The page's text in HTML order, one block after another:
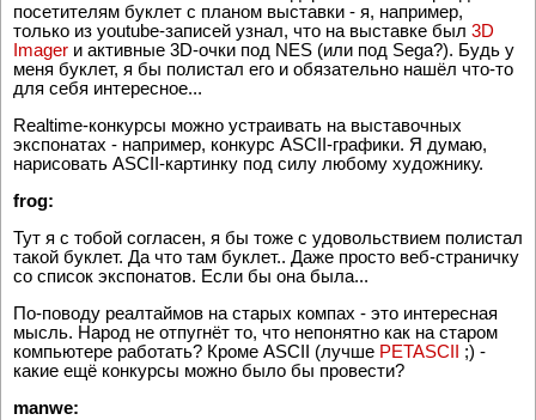
посетителям буклет с планом выставки - я, например,
только из youtube-записей узнал, что на выставке был 3D
Imager и активные 3D-очки под NES (или под Sega?). Будь у
меня буклет, я бы полистал его и обязательно нашёл что-то
для себя интересное...
Realtime-конкурсы можно устраивать на выставочных
экспонатах - например, конкурс ASCII-графики. Я думаю,
нарисовать ASCII-картинку под силу любому художнику.
frog:
Тут я с тобой согласен, я бы тоже с удовольствием полистал
такой буклет. Да что там буклет.. Даже просто веб-страничку
со список экспонатов. Если бы она была...
По-поводу реалтаймов на старых компах - это интересная
мысль. Народ не отпугнёт то, что непонятно как на старом
компьютере работать? Кроме ASCII (лучше PETASCII ;) -
какие ещё конкурсы можно было бы провести?
manwe: